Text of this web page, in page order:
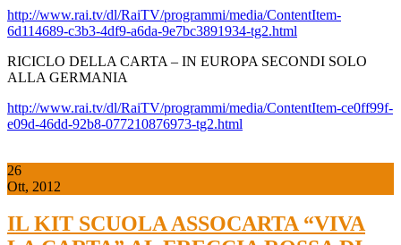
http://www.rai.tv/dl/RaiTV/programmi/media/ContentItem-
6d114689-c3b3-4df9-a6da-9e7bc3891934-tg2.html
RICICLO DELLA CARTA – IN EUROPA SECONDI SOLO
ALLA GERMANIA
http://www.rai.tv/dl/RaiTV/programmi/media/ContentItem-ce0ff99f-
e09d-46dd-92b8-077210876973-tg2.html
26
Ott, 2012
IL KIT SCUOLA ASSOCARTA “VIVA